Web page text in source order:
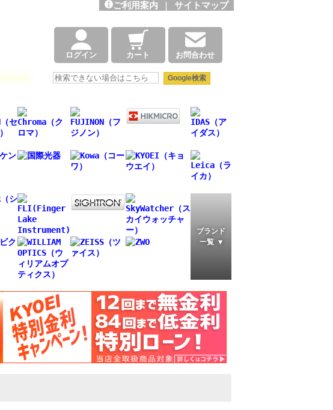
ご利用案内 | サイトマップ
ログイン カート お問合わせ
望遠鏡
ブランド
一覧 ▼